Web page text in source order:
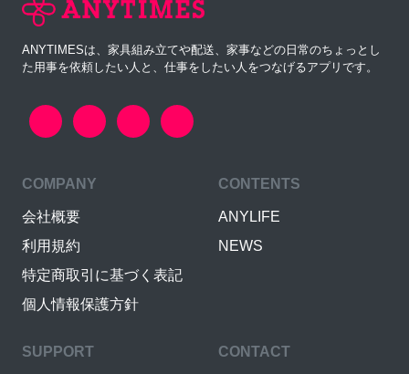
ANYTIMESは、家具組み立てや配送、家事などの日常のちょっとし
た用事を依頼したい人と、仕事をしたい人をつなげるアプリです。
COMPANY
会社概要
利用規約
特定商取引に基づく表記
個人情報保護方針
CONTENTS
ANYLIFE
NEWS
SUPPORT CONTACT